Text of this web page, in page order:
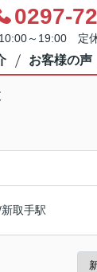
0297-
～19:00 定
お客様の声
新取手駅